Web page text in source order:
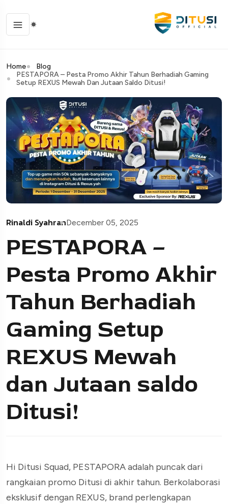
Home
Blog
PESTAPORA – Pesta Promo Akhir Tahun Berhadiah Gaming
Setup REXUS Mewah Dan Jutaan Saldo Ditusi!
Rinaldi SyahranDecember 05, 2025
PESTAPORA –
Pesta Promo Akhir
Tahun Berhadiah
Gaming Setup
REXUS Mewah
dan Jutaan saldo
Ditusi!
Hi Ditusi Squad, PESTAPORA adalah puncak dari
rangkaian promo Ditusi di akhir tahun. Berkolaborasi
eksklusif dengan REXUS, brand perlengkapan